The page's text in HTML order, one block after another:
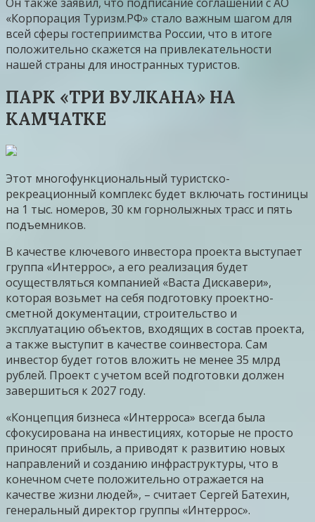
«Корпорация Туризм.РФ» стало важным шагом для
всей сферы гостеприимства России, что в итоге
положительно скажется на привлекательности
нашей страны для иностранных туристов.
ПАРК «ТРИ ВУЛКАНА» НА
КАМЧАТКЕ
Этот многофункциональный туристско-
рекреационный комплекс будет включать гостиницы
на 1 тыс. номеров, 30 км горнолыжных трасс и пять
подъемников.
В качестве ключевого инвестора проекта выступает
группа «Интеррос», а его реализация будет
осуществляться компанией «Васта Дискавери»,
которая возьмет на себя подготовку проектно-
сметной документации, строительство и
эксплуатацию объектов, входящих в состав проекта,
а также выступит в качестве соинвестора. Сам
инвестор будет готов вложить не менее 35 млрд
рублей. Проект с учетом всей подготовки должен
завершиться к 2027 году.
«Концепция бизнеса «Интерроса» всегда была
сфокусирована на инвестициях, которые не просто
приносят прибыль, а приводят к развитию новых
направлений и созданию инфраструктуры, что в
конечном счете положительно отражается на
качестве жизни людей», – считает Сергей Батехин,
генеральный директор группы «Интеррос».